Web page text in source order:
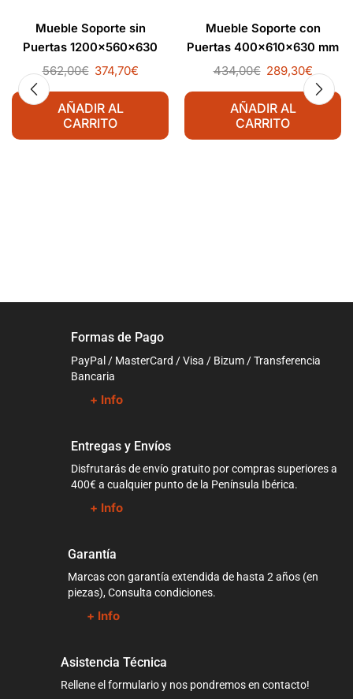
Mueble Soporte sin
Puertas 1200x560x630
mm
562,00€ 374,70€
AÑADIR AL
CARRITO
Mueble Soporte con
Puertas 400x610x630 mm
434,00€ 289,30€
AÑADIR AL
CARRITO
Formas de Pago
PayPal / MasterCard / Visa / Bizum / Transferencia
Bancaria
+ Info
Entregas y Envíos
Disfrutarás de envío gratuito por compras superiores a
400€ a cualquier punto de la Península Ibérica.
+ Info
Garantía
Marcas con garantía extendida de hasta 2 años (en
piezas), Consulta condiciones.
+ Info
Asistencia Técnica
Rellene el formulario y nos pondremos en contacto!